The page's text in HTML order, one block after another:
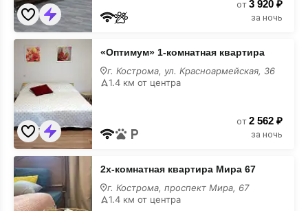
от 3 920 ₽
за ночь
«Оптимум»
комнатная
квартира
«Оптимум» 1-комнатная квартира
г. Кострома, ул. Красноармейская, 36
1.4 км от центра
от 2 562 ₽
за ночь
2х-
комнатная
квартира
Мира
67
2х-комнатная квартира Мира 67
г. Кострома, проспект Мира, 67
1.4 км от центра